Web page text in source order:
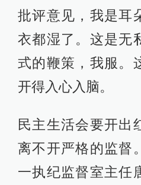
批评意见，我是耳
衣都湿了。这是无
式的鞭策，我服。
开得入心入脑。
民主生活会要开出
离不开严格的监督
一执纪监督室主任